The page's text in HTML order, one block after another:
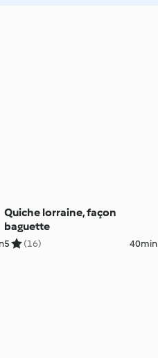
Quiche lorraine, façon
baguette
5 (16) 40min